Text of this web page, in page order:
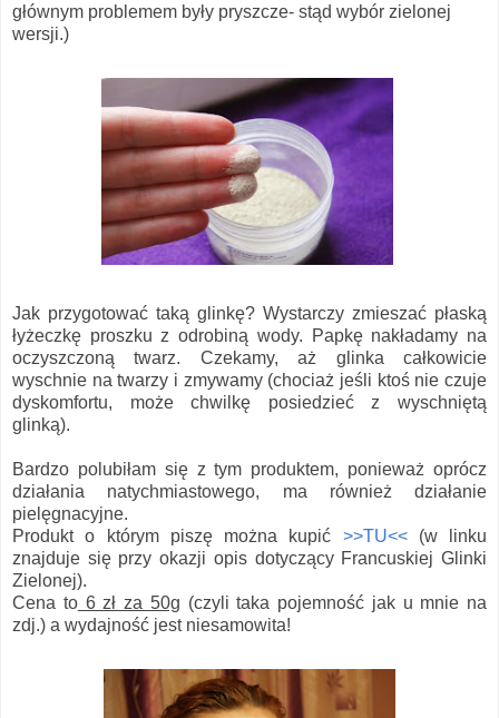
głównym problemem były pryszcze- stąd wybór zielonej
wersji.)
Jak przygotować taką glinkę? Wystarczy zmieszać płaską
łyżeczkę proszku z odrobiną wody. Papkę nakładamy na
oczyszczoną twarz. Czekamy, aż glinka całkowicie
wyschnie na twarzy i zmywamy (chociaż jeśli ktoś nie czuje
dyskomfortu, może chwilkę posiedzieć z wyschniętą
glinką).
Bardzo polubiłam się z tym produktem, ponieważ oprócz
działania natychmiastowego, ma również działanie
pielęgnacyjne.
Produkt o którym piszę można kupić >>TU<<(w linku
znajduje się przy okazji opis dotyczący Francuskiej Glinki
Zielonej).
Cena to6 zł za 50g (czyli taka pojemność jak u mnie na
zdj.) a wydajność jest niesamowita!